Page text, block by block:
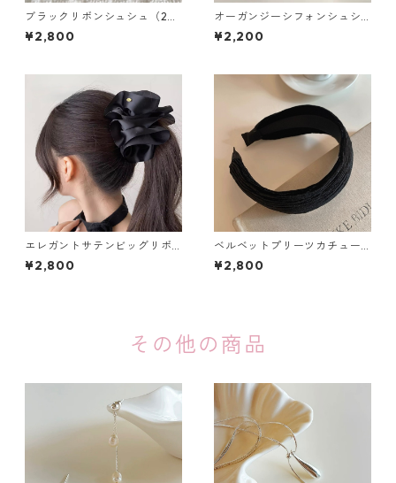
ブラックリボンシュシュ（2個
セット）：660
¥2,800
オーガンジーシフォンシュシ
ュ（選べる２個セット）：608
¥2,200
エレガントサテンビッグリボ
ンバナナクリップ（２色）：6
67
¥2,800
ベルベットプリーツカチュー
シャ（4色）：620
¥2,800
その他の商品